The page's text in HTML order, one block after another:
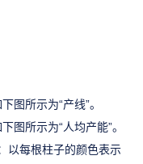
图所示为“产线”。
图所示为“人均产能”。
以每根柱子的颜色表示